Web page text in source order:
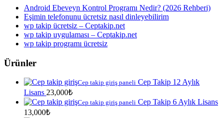
Android Ebeveyn Kontrol Programı Nedir? (2026 Rehberi)
Eşimin telefonunu ücretsiz nasıl dinleyebilirim
wp takip ücretsiz – Ceptakip.net
wp takip uygulaması – Ceptakip.net
wp takip programı ücretsiz
Ürünler
Cep takip giriş paneli Cep Takip 12 Aylık
Lisans 23,000₺
Cep takip giriş paneli Cep Takip 6 Aylık Lisans
13,000₺